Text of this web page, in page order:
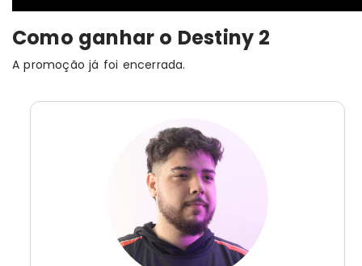
Como ganhar o Destiny 2
A promoção já foi encerrada.